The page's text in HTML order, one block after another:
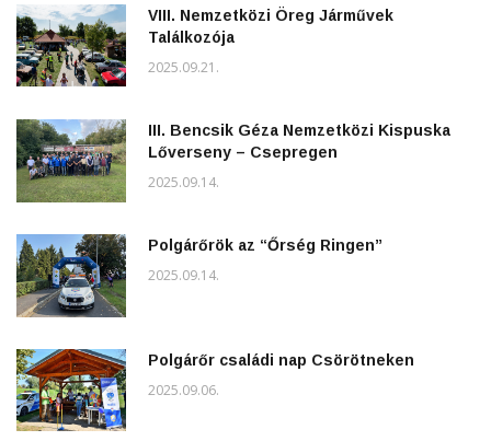
VIII. Nemzetközi Öreg Járművek
Találkozója
2025.09.21.
III. Bencsik Géza Nemzetközi Kispuska
Lőverseny – Csepregen
2025.09.14.
Polgárőrök az “Őrség Ringen”
2025.09.14.
Polgárőr családi nap Csörötneken
2025.09.06.